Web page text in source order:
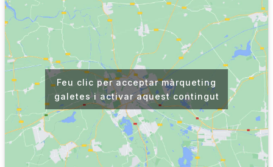
Feu clic per acceptar màrqueting
galetes i activar aquest contingut